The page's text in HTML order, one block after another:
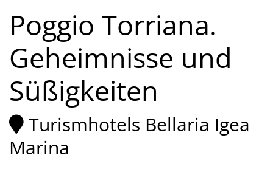
Poggio Torriana.
Geheimnisse und
Süßigkeiten
Turismhotels Bellaria Igea
Marina